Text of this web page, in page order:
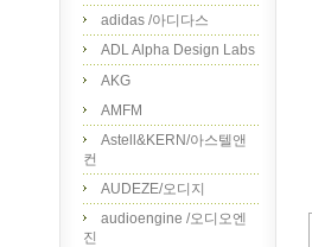
adidas /아디다스
ADL Alpha Design Labs
AKG
AMFM
Astell&KERN/아스텔앤
컨
AUDEZE/오디지
audioengine /오디오엔
진